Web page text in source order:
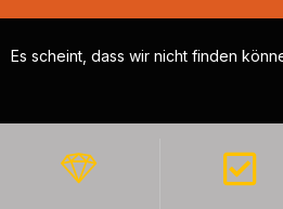
Es scheint, dass wir nicht finden